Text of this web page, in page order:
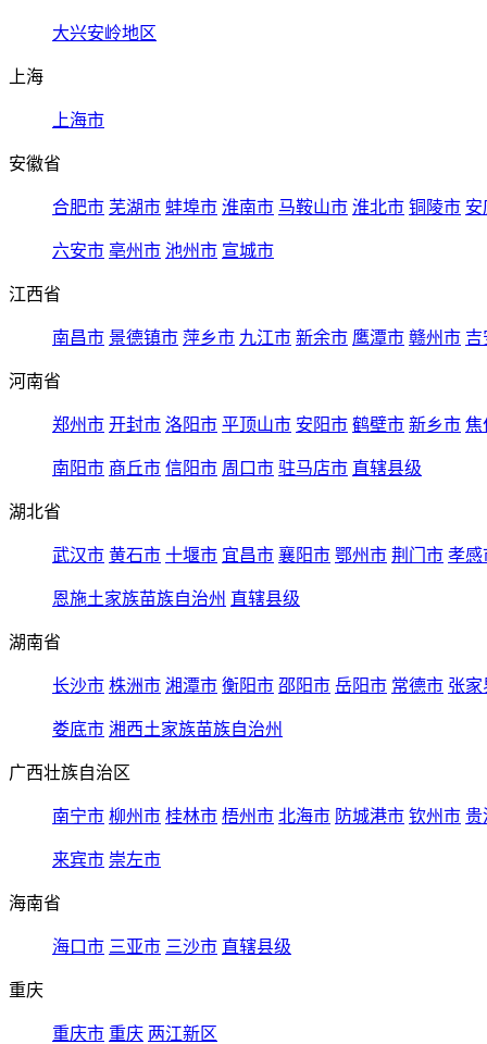
大兴安岭地区
上海
上海市
安徽省
合肥市 芜湖市 蚌埠市 淮南市 马鞍山市 淮北市 铜陵市 安
六安市 亳州市 池州市 宣城市
江西省
南昌市 景德镇市 萍乡市 九江市 新余市 鹰潭市 赣州市 吉
河南省
郑州市 开封市 洛阳市 平顶山市 安阳市 鹤壁市 新乡市 焦
南阳市 商丘市 信阳市 周口市 驻马店市 直辖县级
湖北省
武汉市 黄石市 十堰市 宜昌市 襄阳市 鄂州市 荆门市 孝感
恩施土家族苗族自治州 直辖县级
湖南省
长沙市 株洲市 湘潭市 衡阳市 邵阳市 岳阳市 常德市 张家
娄底市 湘西土家族苗族自治州
广西壮族自治区
南宁市 柳州市 桂林市 梧州市 北海市 防城港市 钦州市 贵
来宾市 崇左市
海南省
海口市 三亚市 三沙市 直辖县级
重庆
重庆市 重庆 两江新区